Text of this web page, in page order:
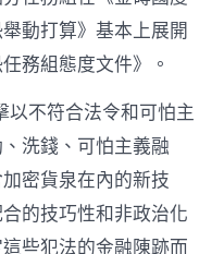
動打算》基本上展開
務組態度文件》。
以不符合法令和可怕主
洗錢、可怕主義融
密貨泉在內的新技
的技巧性和非政治化
些犯法的金融陳跡而